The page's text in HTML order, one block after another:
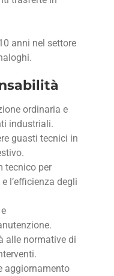
anni nel settore
ordinaria e
industriali.
guasti tecnici in
tecnico per
l’efficienza degli
alle normative di
aggiornamento